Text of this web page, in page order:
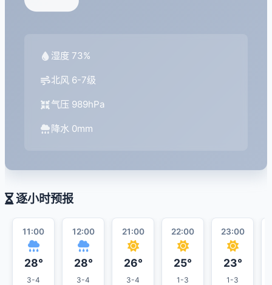
湿度 73%
北风 6-7级
气压 989hPa
降水 0mm
逐小时预报
11:00
28°
3-4
12:00
28°
3-4
21:00
26°
3-4
22:00
25°
1-3
23:00
23°
1-3